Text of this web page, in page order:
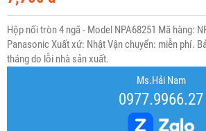
Hộp nối tròn 4 ngã - Model NPA68251 Mã hàng:
Panasonic Xuất xứ: Nhật Vận chuyển: miễn phí.
tháng do lỗi nhà sản xuất.
Ms.Hải Nam
0977.9966.27